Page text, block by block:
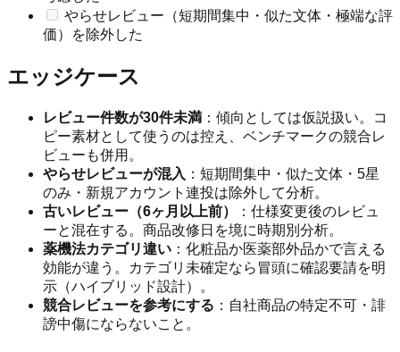
やらせレビュー（短期間集中・似た文体・極端な評
価）を除外した
エッジケース
レビュー件数が30件未満 ：傾向としては仮説扱い。コ
ピー素材として使うのは控え、ベンチマークの競合レ
ビューも併用。
やらせレビューが混入 ：短期間集中・似た文体・5星
のみ・新規アカウント連投は除外して分析。
古いレビュー（6ヶ月以上前）
：仕様変更後のレビュ
ーと混在する。商品改修日を境に時期別分析。
薬機法カテゴリ違い ：化粧品か医薬部外品かで言える
効能が違う。カテゴリ未確定なら冒頭に確認要請を明
示（ハイブリッド設計）。
競合レビューを参考にする ：自社商品の特定不可・誹
謗中傷にならないこと。